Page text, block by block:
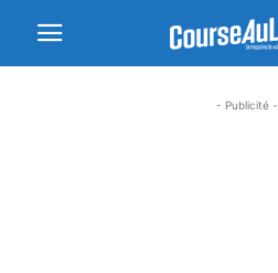
- Publicité -